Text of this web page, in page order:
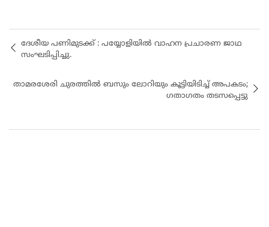
ദേശീയ പണിമുടക്ക് : പയ്യോളിയിൽ വാഹന പ്രചാരണ ജാഥ
സംഘടിപ്പിച്ചു.
താമരശേരി ചുരത്തിൽ ബസും ലോറിയും കൂട്ടിയിടിച്ച് അപകടം;
ഗതാഗതം തടസപ്പെട്ടു